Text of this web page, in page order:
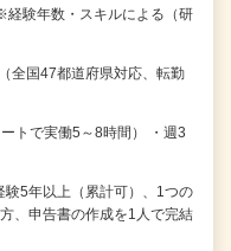
験年数・スキルによる（研
全国47都道府県対応、転勤
トで実働5～8時間） ・週3
験5年以上（累計可）、1つの
、申告書の作成を1人で完結